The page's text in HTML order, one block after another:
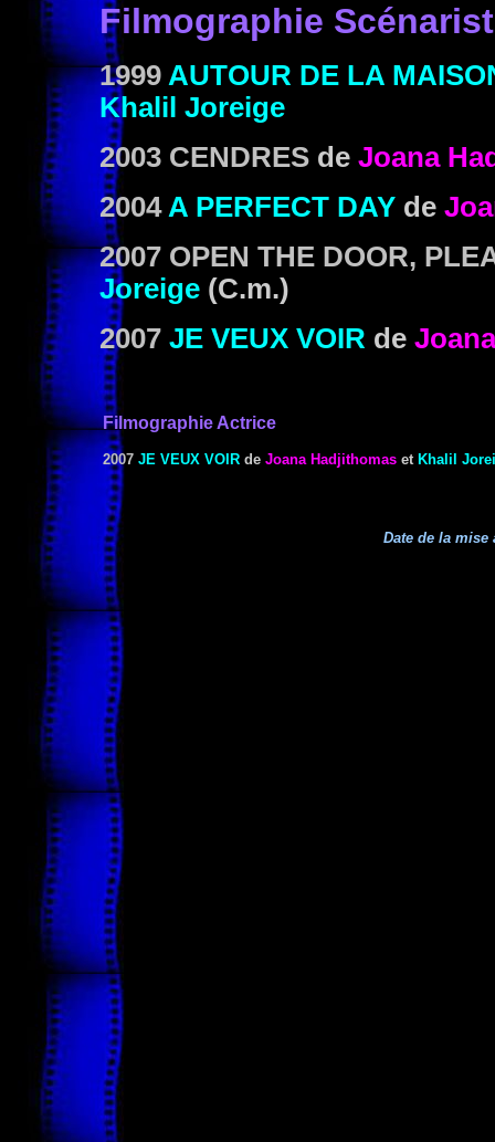
Filmographie
1999 AUTOUR DE LA
Khalil Joreige
2003 CENDRES de Joana
2004 A PERFECT DAY de
2007 OPEN THE DOOR,
Joreige (C.m.)
2007 JE VEUX VOIR de
Filmographie Actrice
2007 JE VEUX VOIR de Joana Hadjithomas et Khalil
Date de la